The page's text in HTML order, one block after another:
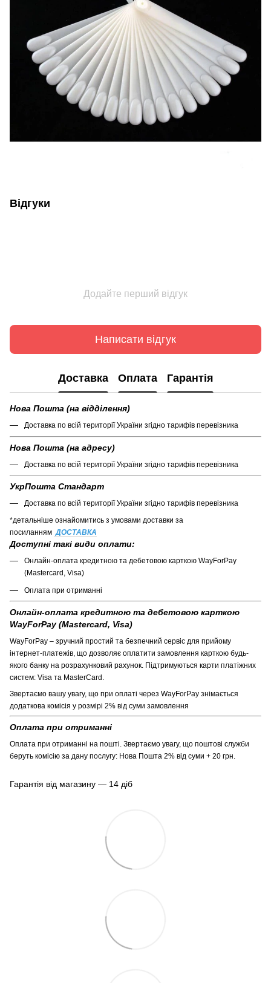
Відгуки
Додайте перший відгук
Написати відгук
Доставка Оплата Гарантія
Нова Пошта (на відділення)
Доставка по всій території України згідно тарифів перевізника
Нова Пошта (на адресу)
Доставка по всій території України згідно тарифів перевізника
УкрПошта Стандарт
Доставка по всій території України згідно тарифів перевізника
*детальніше ознайомитись з умовами доставки за
посиланням ДОСТАВКА
Доступні такі види оплати:
Онлайн-оплата кредитною та дебетовою карткою WayForPay
(Mastercard, Visa)
Оплата при отриманні
Онлайн-оплата кредитною та дебетовою карткою
WayForPay (Mastercard, Visa)
WayForPay – зручний простий та безпечний сервіс для прийому
інтернет-платежів, що дозволяє оплатити замовлення карткою будь-
якого банку на розрахунковий рахунок. Підтримуються карти платіжних
систем: Visa та MasterCard.
Звертаємо вашу увагу, що при оплаті через WayForPay знімається
додаткова комісія у розмірі 2% від суми замовлення
Оплата при отриманні
Оплата при отриманні на пошті. Звертаємо увагу, що поштові служби
беруть комісію за дану послугу: Нова Пошта 2% від суми + 20 грн.
Гарантія від магазину — 14 діб